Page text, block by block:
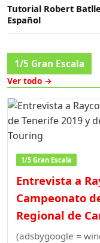
Tutorial Robert
Español
1/5 Gran Escala
Ver todo →
1/5 Gran Escala
Entrevista a
Campeonato
Regional de
(adsbygoogle =